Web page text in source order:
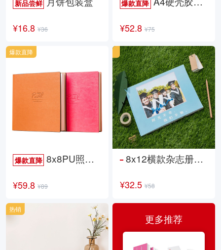
新品尝鲜
¥16.8 ¥36
爆款直降
¥52.8 ¥75
爆款直降 8x8PU照片书NewLife
¥59.8 ¥89
爆款直降
8x12横款杂志册26p
¥32.5 ¥58
热销
更多推荐